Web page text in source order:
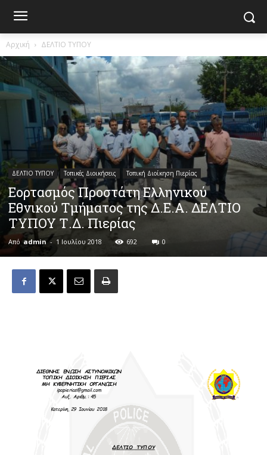
Αρχική ΔΕΛΤΙΟ ΤΥΠΟΥ
ΔΕΛΤΙΟ ΤΥΠΟΥ Τοπικές Διοικήσεις Τοπική Διοίκηση Πιερίας
Εορτασμός Προστάτη Ελληνικού
Εθνικού Τμήματος της Δ.Ε.Α. ΔΕΛΤΙΟ
ΤΥΠΟΥ Τ.Δ. Πιερίας
Από admin - 1 Ιουλίου 2018 692 0